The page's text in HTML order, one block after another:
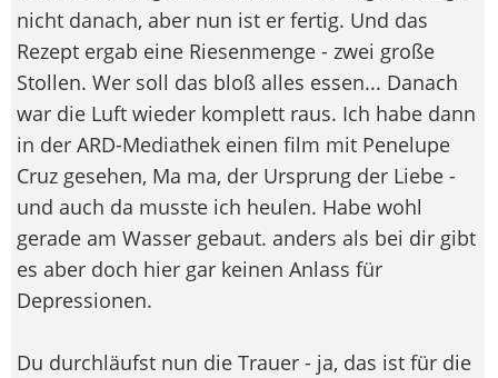
nicht danach, aber nun ist er fertig. Und das
Rezept ergab eine Riesenmenge - zwei große
Stollen. Wer soll das bloß alles essen... Danach
war die Luft wieder komplett raus. Ich habe dann
in der ARD-Mediathek einen film mit Penelupe
Cruz gesehen, Ma ma, der Ursprung der Liebe -
und auch da musste ich heulen. Habe wohl
gerade am Wasser gebaut. anders als bei dir gibt
es aber doch hier gar keinen Anlass für
Depressionen.
Du durchläufst nun die Trauer - ja, das ist für die